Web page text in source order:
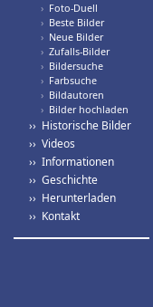
› Foto-Duell
› Beste Bilder
› Neue Bilder
› Zufalls-Bilder
› Bildersuche
› Farbsuche
› Bildautoren
› Bilder hochladen
›› Historische Bilder
›› Videos
›› Informationen
›› Geschichte
›› Herunterladen
›› Kontakt